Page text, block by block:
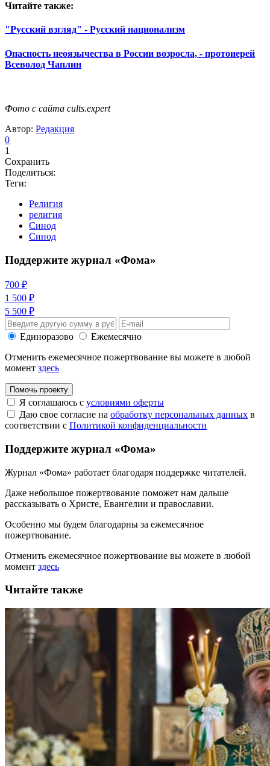
Читайте также:
"Русский взгляд" - Русский национализм
Опасность неоязычества в России возросла, - протоиерей
Всеволод Чаплин
Фото с сайта cults.expert
Автор: Редакция
0
1
Сохранить
Поделиться:
Теги:
Религия
религия
Синод
Синод
Поддержите журнал «Фома»
700 ₽
1 500 ₽
5 500 ₽
Единоразово
Ежемесячно
Отменить ежемесячное пожертвование вы можете в любой
момент здесь
Помочь проекту
Я соглашаюсь с условиями оферты
Даю свое согласие на обработку персональных данных в
соответствии с Политикой конфиденциальности
Поддержите журнал «Фома»
Журнал «Фома» работает благодаря поддержке читателей.
Даже небольшое пожертвование поможет нам дальше
рассказывать о Христе, Евангелии и православии.
Особенно мы будем благодарны за ежемесячное
пожертвование.
Отменить ежемесячное пожертвование вы можете в любой
момент здесь
Читайте также